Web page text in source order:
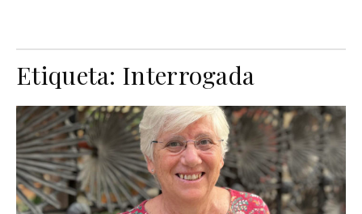
Etiqueta: Interrogada